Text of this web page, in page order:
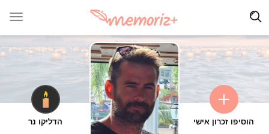
הוסיפו זכרון אישי הדליקו נר